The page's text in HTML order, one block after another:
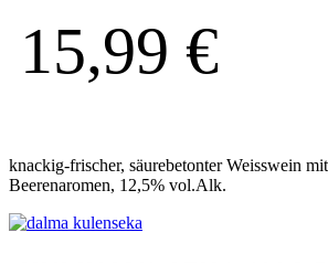
15,99 €
knackig-frischer, säurebetonter Weisswein
Beerenaromen, 12,5% vol.Alk.